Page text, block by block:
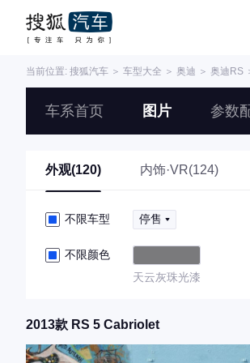
当前位置: 搜狐汽车 ＞ 车型大全 ＞ 奥迪 ＞ 奥迪RS
车系首页 图片 参数
外观(120) 内饰·VR(124)
不限车型 停售
不限颜色
天云灰珠光漆
2013款 RS 5 Cabriolet